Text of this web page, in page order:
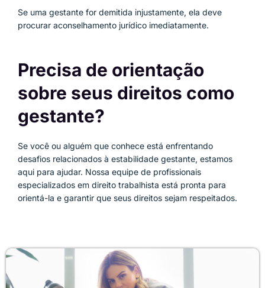
Se uma gestante for demitida injustamente, ela deve
procurar aconselhamento jurídico imediatamente.
Precisa de orientação
sobre seus direitos como
gestante?
Se você ou alguém que conhece está enfrentando
desafios relacionados à estabilidade gestante, estamos
aqui para ajudar. Nossa equipe de profissionais
especializados em direito trabalhista está pronta para
orientá-la e garantir que seus direitos sejam respeitados.